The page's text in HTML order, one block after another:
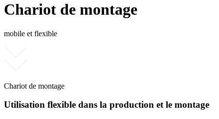
Chariot de montage
mobile et flexible
Chariot de montage
Utilisation flexible dans la production et le montage